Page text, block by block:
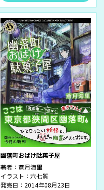
幽落町おばけ駄菓子屋
著者： 蒼月海里
イラスト： 六七質
発売日：2014年08月23日